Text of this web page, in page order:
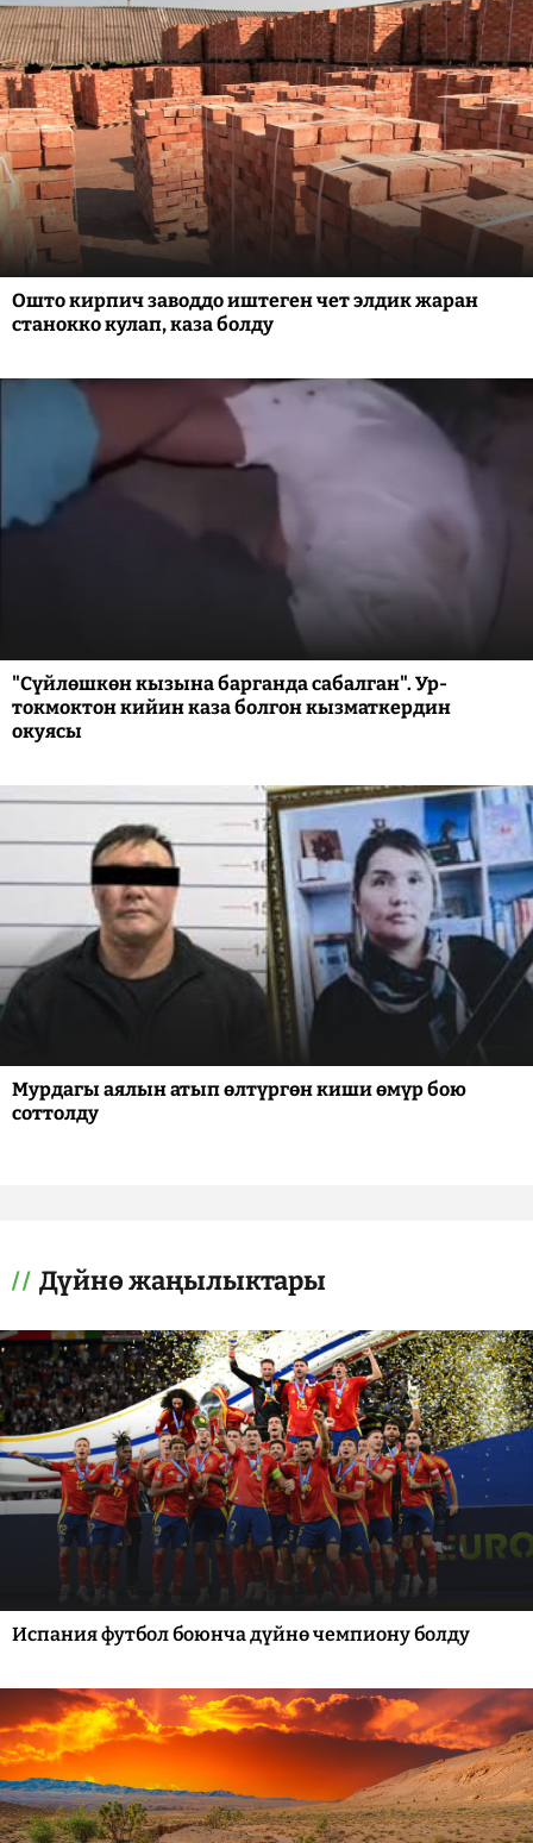
Ошто кирпич заводдо иштеген чет элдик жаран
станокко кулап, каза болду
"Сүйлөшкөн кызына барганда сабалган". Ур-
токмоктон кийин каза болгон кызматкердин
окуясы
Мурдагы аялын атып өлтүргөн киши өмүр бою
соттолду
Дүйнө жаңылыктары
Испания футбол боюнча дүйнө чемпиону болду